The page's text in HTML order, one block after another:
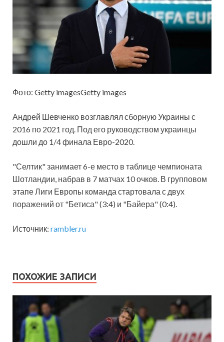
Фото: Getty imagesGetty images
Андрей Шевченко возглавлял сборную Украины с
2016 по 2021 год. Под его руководством украинцы
дошли до 1/4 финала Евро-2020.
"Селтик" занимает 6-е место в таблице чемпионата
Шотландии, набрав в 7 матчах 10 очков. В групповом
этапе Лиги Европы команда стартовала с двух
поражений от "Бетиса" (3:4) и "Байера" (0:4).
Источник: rambler.ru
ПОХОЖИЕ ЗАПИСИ